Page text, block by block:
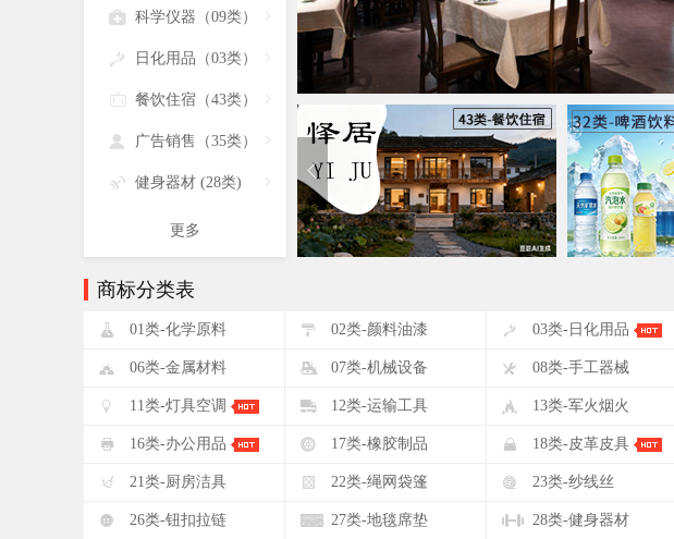

 科学仪器（09类）

 日化用品（03类）

 餐饮住宿（43类）

 广告销售（35类）

 健身器材 (28类)
更多
商标分类表
! 01类-化学原料 " 02类-颜料油漆 # 03类-日化用品
& 06类-金属材料 ' 07类-机械设备 ( 08类-手工器械
+ 11类-灯具空调 , 12类-运输工具 - 13类-军火烟火
0 16类-办公用品 1 17类-橡胶制品 2 18类-皮革皮具
5 21类-厨房洁具 6 22类-绳网袋篷 7 23类-纱线丝
: 26类-钮扣拉链 ; 27类-地毯席垫 < 28类-健身器材